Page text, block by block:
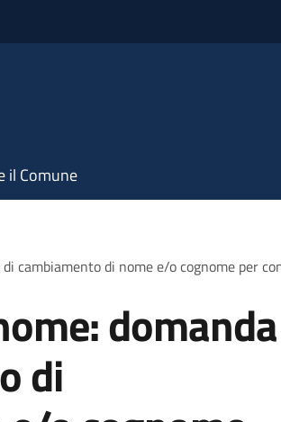
il Comune
cambiamento di nome e/o cognome per
domanda
di